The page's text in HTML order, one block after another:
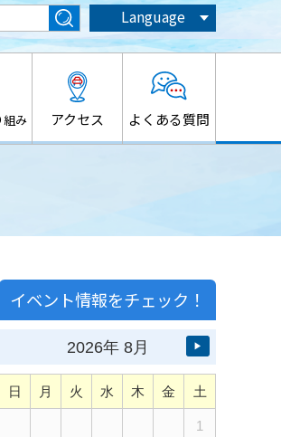
Language
組み アクセス よくある質問
イベント情報をチェック！
▶
2026年 8月
日 月 火 水 木 金 土
1